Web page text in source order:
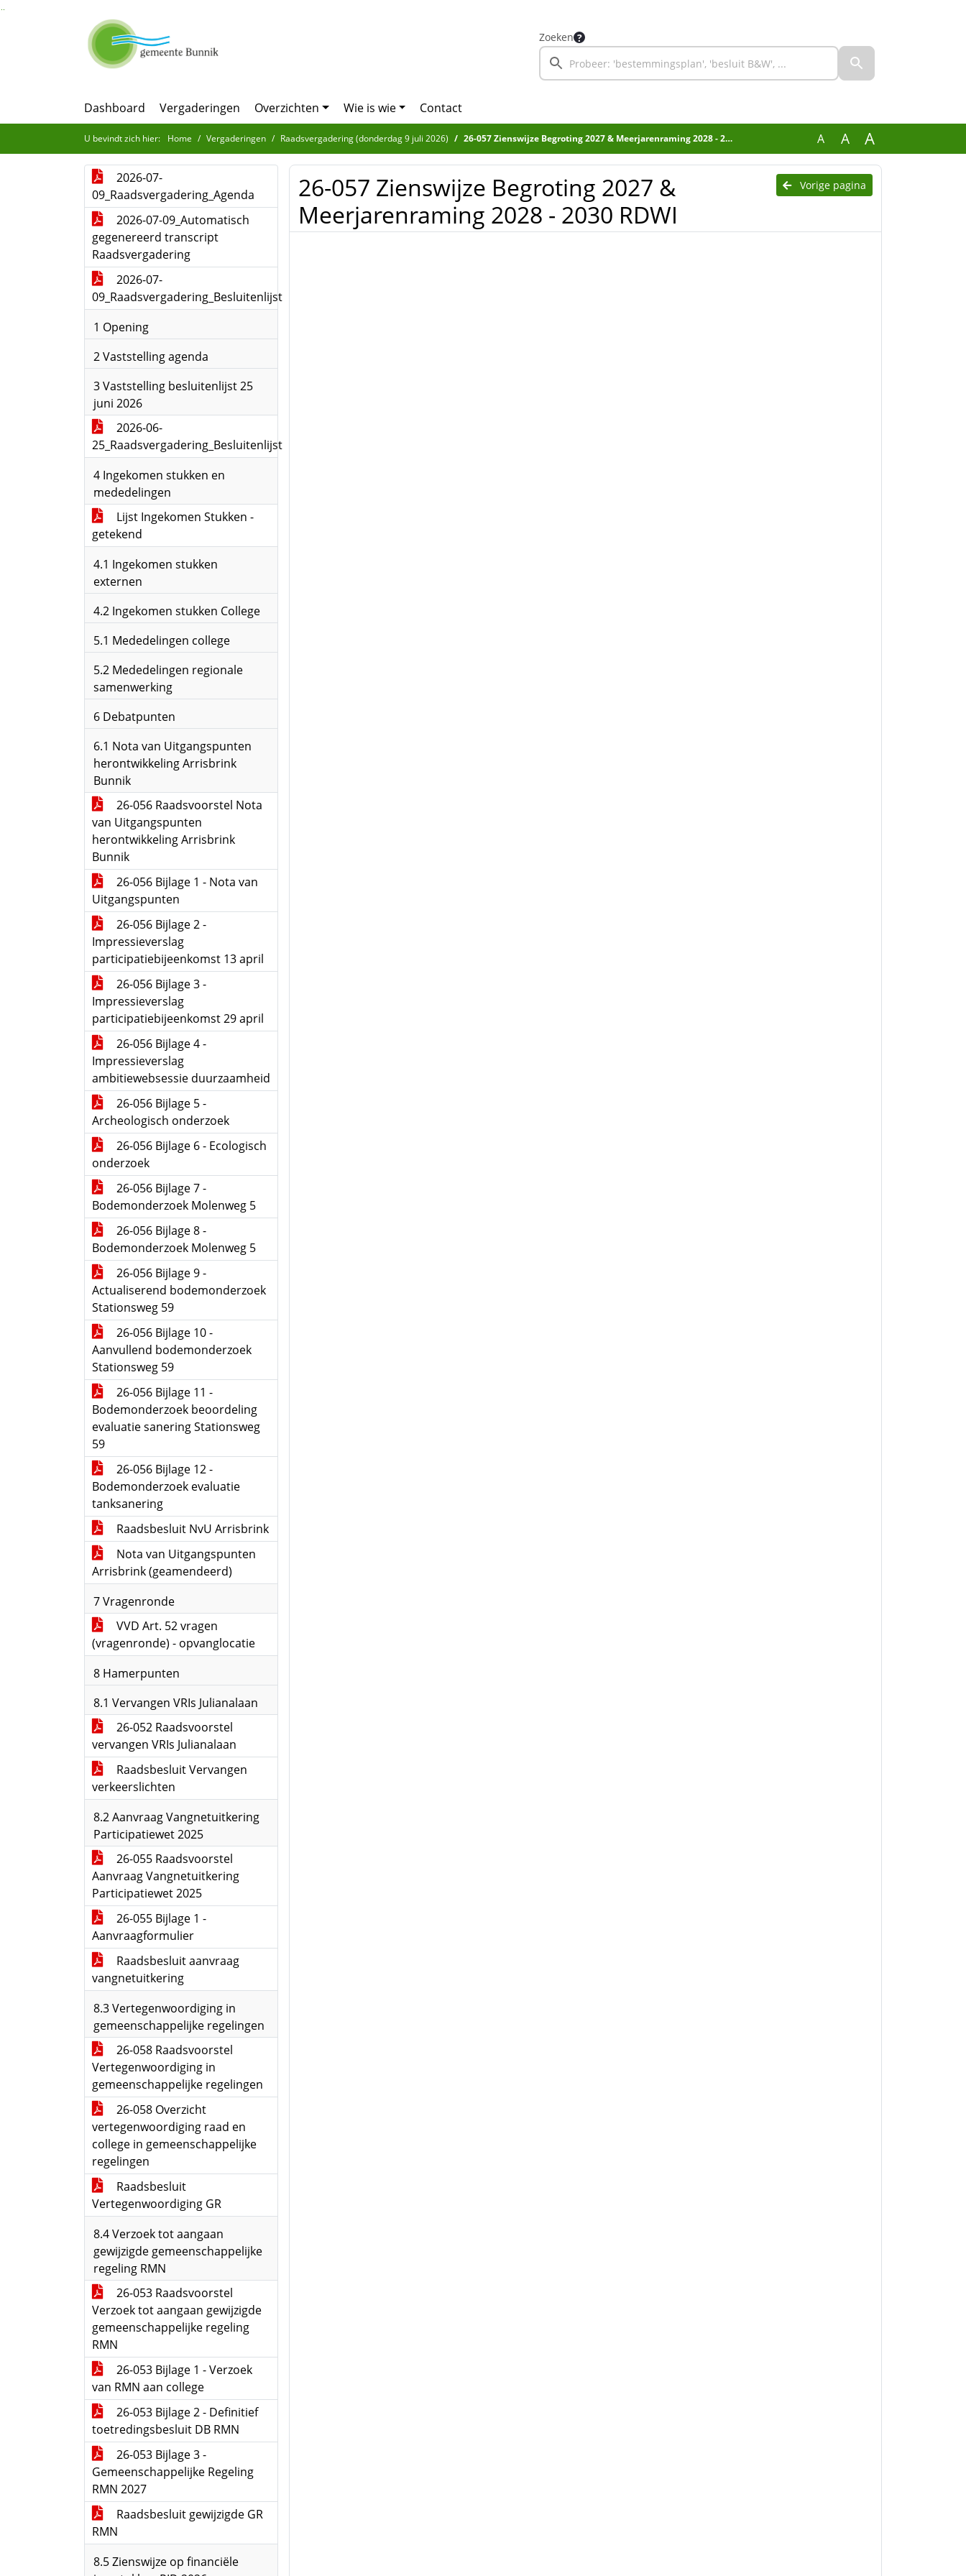
Ga naar de inhoud van deze pagina
Ga naar het zoeken
Ga naar het menu
Zoeken
Dashboard Vergaderingen Overzichten Wie is wie Contact
U bevindt zich hier: Home Vergaderingen Raadsvergadering (donderdag 9 juli 2026) 26-057 Zienswijze Begroting 2027 & Meerjarenraming 2028 - 2030 RDWI A A A
2026-07-
09_Raadsvergadering_Agenda
2026-07-09_Automatisch
gegenereerd transcript
Raadsvergadering
2026-07-
09_Raadsvergadering_Besluitenlijst
1 Opening
2 Vaststelling agenda
3 Vaststelling besluitenlijst 25
juni 2026
2026-06-
25_Raadsvergadering_Besluitenlijst
4 Ingekomen stukken en
mededelingen
Lijst Ingekomen Stukken -
getekend
4.1 Ingekomen stukken
externen
4.2 Ingekomen stukken College
5.1 Mededelingen college
5.2 Mededelingen regionale
samenwerking
6 Debatpunten
6.1 Nota van Uitgangspunten
herontwikkeling Arrisbrink
Bunnik
26-056 Raadsvoorstel Nota
van Uitgangspunten
herontwikkeling Arrisbrink
Bunnik
26-056 Bijlage 1 - Nota van
Uitgangspunten
26-056 Bijlage 2 -
Impressieverslag
participatiebijeenkomst 13 april
26-056 Bijlage 3 -
Impressieverslag
participatiebijeenkomst 29 april
26-056 Bijlage 4 -
Impressieverslag
ambitiewebsessie duurzaamheid
26-056 Bijlage 5 -
Archeologisch onderzoek
26-056 Bijlage 6 - Ecologisch
onderzoek
26-056 Bijlage 7 -
Bodemonderzoek Molenweg 5
26-056 Bijlage 8 -
Bodemonderzoek Molenweg 5
26-056 Bijlage 9 -
Actualiserend bodemonderzoek
Stationsweg 59
26-056 Bijlage 10 -
Aanvullend bodemonderzoek
Stationsweg 59
26-056 Bijlage 11 -
Bodemonderzoek beoordeling
evaluatie sanering Stationsweg
59
26-056 Bijlage 12 -
Bodemonderzoek evaluatie
tanksanering
Raadsbesluit NvU Arrisbrink
Nota van Uitgangspunten
Arrisbrink (geamendeerd)
7 Vragenronde
VVD Art. 52 vragen
(vragenronde) - opvanglocatie
8 Hamerpunten
8.1 Vervangen VRIs Julianalaan
26-052 Raadsvoorstel
vervangen VRIs Julianalaan
Raadsbesluit Vervangen
verkeerslichten
8.2 Aanvraag Vangnetuitkering
Participatiewet 2025
26-055 Raadsvoorstel
Aanvraag Vangnetuitkering
Participatiewet 2025
26-055 Bijlage 1 -
Aanvraagformulier
Raadsbesluit aanvraag
vangnetuitkering
8.3 Vertegenwoordiging in
gemeenschappelijke regelingen
26-058 Raadsvoorstel
Vertegenwoordiging in
gemeenschappelijke regelingen
26-058 Overzicht
vertegenwoordiging raad en
college in gemeenschappelijke
regelingen
Raadsbesluit
Vertegenwoordiging GR
8.4 Verzoek tot aangaan
gewijzigde gemeenschappelijke
regeling RMN
26-053 Raadsvoorstel
Verzoek tot aangaan gewijzigde
gemeenschappelijke regeling
RMN
26-053 Bijlage 1 - Verzoek
van RMN aan college
26-053 Bijlage 2 - Definitief
toetredingsbesluit DB RMN
26-053 Bijlage 3 -
Gemeenschappelijke Regeling
RMN 2027
Raadsbesluit gewijzigde GR
RMN
8.5 Zienswijze op financiële
Vorige pagina
26-057 Zienswijze Begroting 2027 &
Meerjarenraming 2028 - 2030 RDWI